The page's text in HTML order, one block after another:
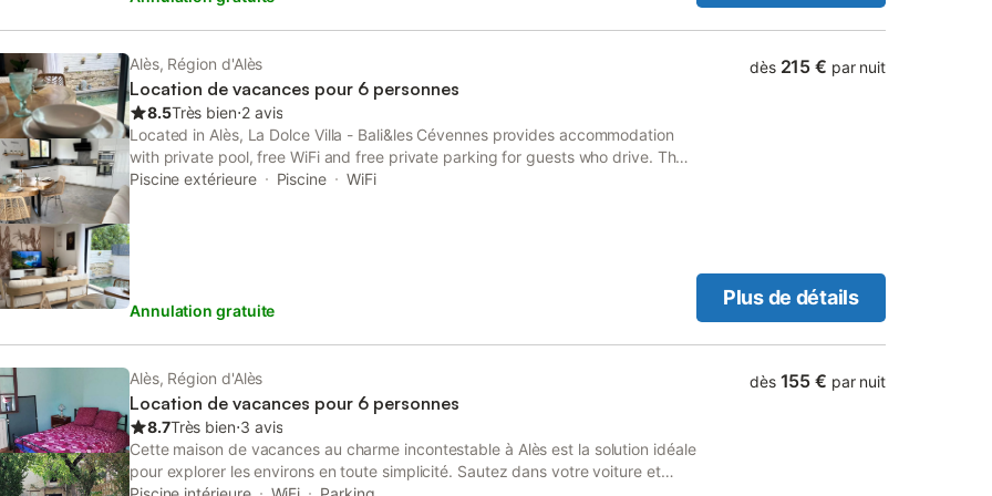
accès à un jardin, une terrasse et une terrasse bien exposée avec mobilier de
jardin et barbecue. Une piscine extérieure saisonnière est à votre disposition.
Un parking est disponible sur place, et la propriété se trouve à 500 m du Payet
d’Or et à 1,5 km du centre-ville, de la gare et des rives du Gardon d'Alès. Des
livraisons de courses et des menus adaptés peuvent être organisés sur
demande. L'établissement est réservé aux adultes et respecte des heures de
Alès, Région d'Alès
Location de vacances pour 6 personnes
8.5Très bien⋅2 avis
Located in Alès, La Dolce Villa - Bali&les Cévennes provides accommodation
with private pool, free WiFi and free private parking for guests who drive. The
air-conditioned accommodation is 46 km from Parc Expo Nîmes.
Piscine extérieure Piscine WiFi
Annulation gratuite
dès 215 € par nuit
Plus de détails
Alès, Région d'Alès
Location de vacances pour 6 personnes
8.7Très bien⋅3 avis
Cette maison de vacances au charme incontestable à Alès est la solution idéale
pour explorer les environs en toute simplicité. Sautez dans votre voiture et
dès 155 € par nuit